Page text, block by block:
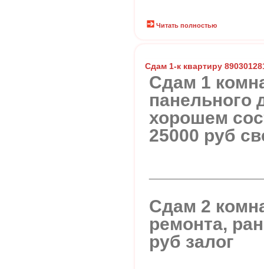
Читать полностью
Сдам 1-к квартиру
Сдам 1
панельного
хорошем
25000 руб
Сдам 2
ремонта,
руб залог